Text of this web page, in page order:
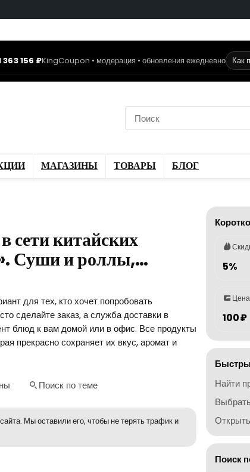
363 156 ₽KingCoupon • модерация • обновления ежедневно Как
МАГАЗИНЫ ТОВАРЫ БЛОГ
сети китайских
Суши и роллы,…
для тех, кто хочет попробовать
сделайте заказ, а служба доставки в
блюд к вам домой или в офис. Все продукты
прекрасно сохраняет их вкус, аромат и
Поиск по теме
Мы оставили его, чтобы не терять трафик и
5%
Цена
100 ₽
Найти
Поиск